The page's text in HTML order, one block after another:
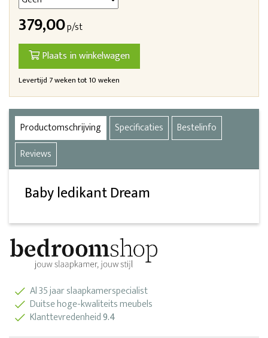
379,00p/st
Plaats in winkelwagen
Levertijd 7 weken tot 10 weken
Productomschrijving Specificaties
Bestelinfo
Reviews
Baby ledikant Dream
Al 35 jaar slaapkamerspecialist
Duitse hoge-kwaliteits meubels
Klanttevredenheid9.4